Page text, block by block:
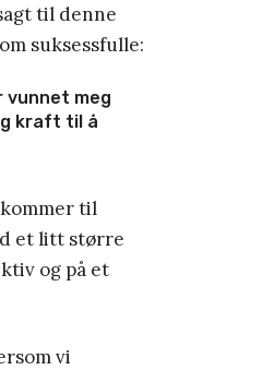
til denne
suksessfulle:
vunnet meg
kraft til å
til
et litt større
og på et
vi